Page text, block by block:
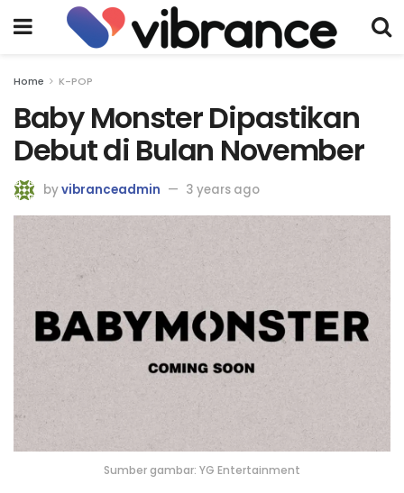
Home K-POP
Baby Monster Dipastikan
Debut di Bulan November
byvibranceadmin 3 years ago
Sumber gambar: YG Entertainment